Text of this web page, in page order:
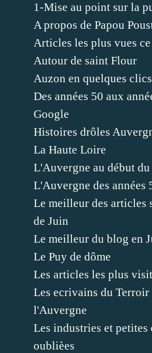
1-Mise au point sur la
A propos de Papou
Articles les plus vues
Autour de saint Flour
Auzon en quelques clics
Des années 50 aux
Google
Histoires drôles
La Haute Loire
L'Auvergne au début
L'Auvergne des années
Le meilleur des articles
de Juin
Le meilleur du blog en
Le Puy de dôme
Les articles les plus
Les ecrivains du
l'Auvergne
Les industries et petites
oublièes